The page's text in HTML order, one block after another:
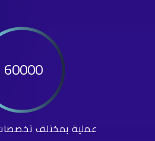
60000
عملية بمختلف